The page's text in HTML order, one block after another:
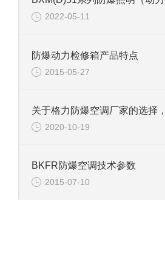
2022-05-11
防爆动力检修箱产品特点
2015-05-27
2020-10-19
BKFR防爆空调技术参数
2015-07-10